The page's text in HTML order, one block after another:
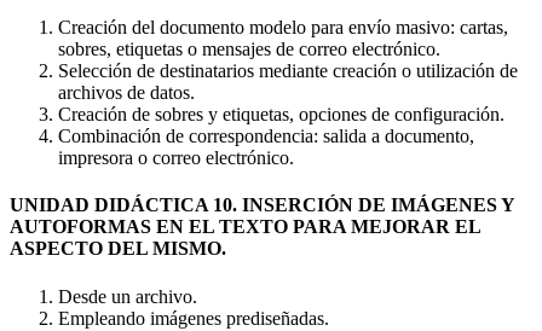
Creación del documento modelo para envío masivo: cartas,
sobres, etiquetas o mensajes de correo electrónico.
Selección de destinatarios mediante creación o utilización de
archivos de datos.
Creación de sobres y etiquetas, opciones de configuración.
Combinación de correspondencia: salida a documento,
impresora o correo electrónico.
UNIDAD DIDÁCTICA 10. INSERCIÓN DE IMÁGENES Y
AUTOFORMAS EN EL TEXTO PARA MEJORAR EL
ASPECTO DEL MISMO.
Desde un archivo.
Empleando imágenes prediseñadas.